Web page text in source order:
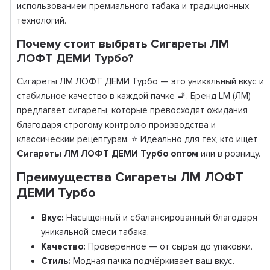
использованием премиального табака и традиционных
технологий.
Почему стоит выбрать Сигареты ЛМ
ЛОФТ ДЕМИ Турбо?
Сигареты ЛМ ЛОФТ ДЕМИ Турбо — это уникальный вкус и
стабильное качество в каждой пачке 🚬. Бренд LM (ЛМ)
предлагает сигареты, которые превосходят ожидания
благодаря строгому контролю производства и
классическим рецептурам. ⭐ Идеально для тех, кто ищет
Сигареты ЛМ ЛОФТ ДЕМИ Турбо оптом или в розницу.
Преимущества Сигареты ЛМ ЛОФТ
ДЕМИ Турбо
Вкус: Насыщенный и сбалансированный благодаря
уникальной смеси табака.
Качество: Проверенное — от сырья до упаковки.
Стиль: Модная пачка подчёркивает ваш вкус.